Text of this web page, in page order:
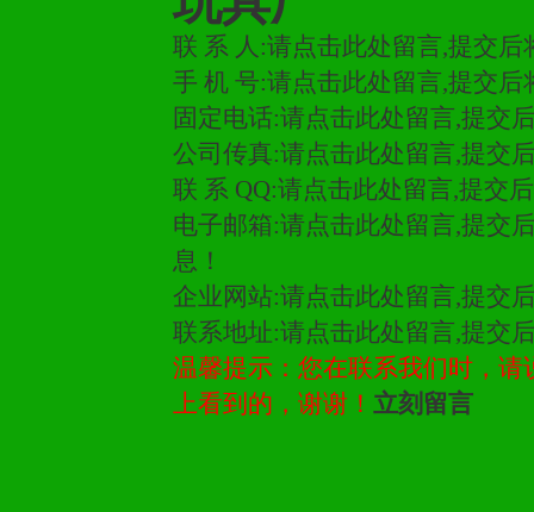
三、物料及媒体
1、免费提供体验及宣传彩
2、不定期在各大知名网
知名度和影响力。
3、根据地方实际情况提
联 系 人:请点击此处留言,提交
手 机 号:请点击此处留言,提交
固定电话:请点击此处留言,提交
公司传真:请点击此处留言,提交
联 系 QQ:请点击此处留言,提交
电子邮箱:请点击此处留言,提交
息！
企业网站:请点击此处留言,提交
联系地址:请点击此处留言,提交
温馨提示：您在联系我们时，请
上看到的，谢谢！ 立刻留言